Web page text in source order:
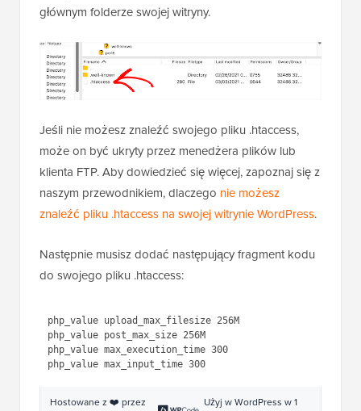
głównym folderze swojej witryny.
Jeśli nie możesz znaleźć swojego pliku .htaccess,
może on być ukryty przez menedżera plików lub
klienta FTP. Aby dowiedzieć się więcej, zapoznaj się z
naszym przewodnikiem, dlaczego nie możesz
znaleźć pliku .htaccess na swojej witrynie WordPress.
Następnie musisz dodać następujący fragment kodu
do swojego pliku .htaccess:
php_value upload_max_filesize 256M
php_value post_max_size 256M
php_value max_execution_time 300
php_value max_input_time 300
Hostowane z ❤️ przez
Użyj w WordPress w 1